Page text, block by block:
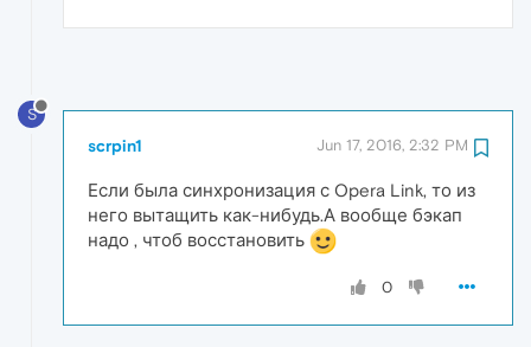
S
scrpin1 Jun 17, 2016, 2:32 PM
Если была синхронизация с Opera Link, то из
него вытащить как-нибудь.А вообще бэкап
надо , чтоб восстановить
0